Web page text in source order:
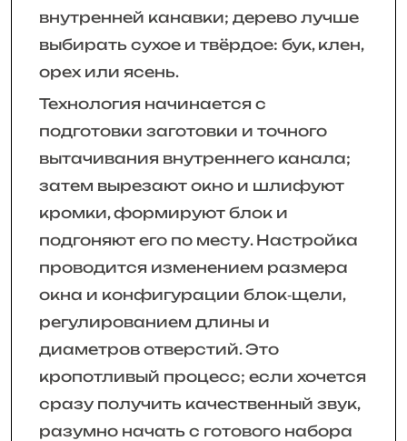
внутренней канавки; дерево лучше
выбирать сухое и твёрдое: бук, клен,
орех или ясень.
Технология начинается с
подготовки заготовки и точного
вытачивания внутреннего канала;
затем вырезают окно и шлифуют
кромки, формируют блок и
подгоняют его по месту. Настройка
проводится изменением размера
окна и конфигурации блок‑щели,
регулированием длины и
диаметров отверстий. Это
кропотливый процесс; если хочется
сразу получить качественный звук,
разумно начать с готового набора